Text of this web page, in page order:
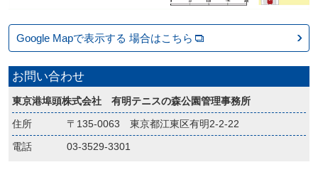
Google Mapで表示する 場合はこちら
お問い合わせ
東京港埠頭株式会社 有明テニスの森公園管理事務所
住所
〒135-0063 東京都江東区有明2-2-22
電話
03-3529-3301